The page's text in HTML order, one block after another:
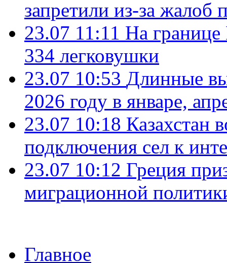
запретили из-за жалоб
23.07 11:11 На границе
334 легковушки
23.07 10:53 Длинные
2026 году в январе,
23.07 10:18 Казахстан
подключения сел к
23.07 10:12 Греция
миграционной
Главное